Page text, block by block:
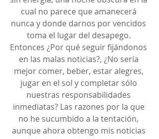
cual no parece que amanecerá
nunca y donde darnos por vencidos
toma el lugar del desapego.
Entonces ¿Por qué seguir fijándonos
en las malas noticias?, ¿No sería
mejor comer, beber, estar alegres,
jugar en el sol y completar sólo
nuestras responsabilidades
inmediatas? Las razones por la que
no he sucumbido a la tentación,
aunque ahora obtengo mis noticias